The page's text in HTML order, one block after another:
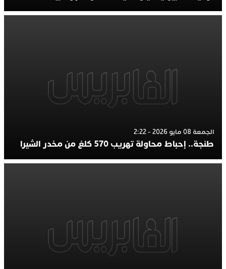
الجمعة 08 مايو 2026 - 2:22
طنجة.. إحباط محاولة تهريب 570 كلغ من مخدر الشيرا